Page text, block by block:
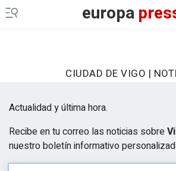
europa
CIUDAD DE VIGO |
Actualidad y última hora.
Recibe en tu correo las noticias sobre
nuestro boletín informativo